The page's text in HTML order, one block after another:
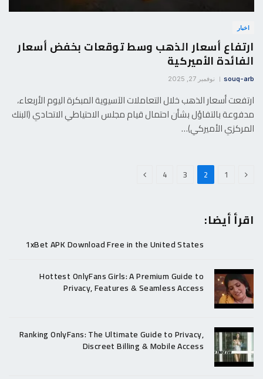
اخبار
ارتفاع أسعار الذهب وسط توقعات بخفض أسعار
الفائدة الأميركية
souq-arb نوفمبر 27, 2025
ارتفعت أسعار الذهب خلال التعاملات الآسيوية المبكرة اليوم الأربعاء،
مدفوعة بالتفاؤل بشأن احتمال قيام مجلس الاحتياطي الاتحادي (البنك
المركزي الأميركي)…
السابق
1
2
3
4 التالي
اقرأ أيضا:
1xBet APK Download Free in the United States
Hottest OnlyFans Girls: A Premium Guide to
Privacy, Features & Seamless Access
Ranking OnlyFans: The Ultimate Guide to Privacy,
Discreet Billing & Mobile Access